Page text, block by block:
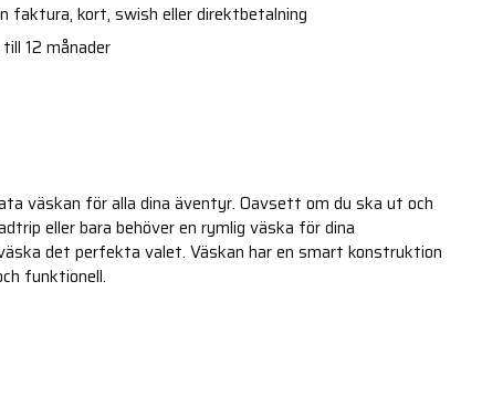
faktura, kort, swish eller direktbetalning
12 månader
väskan för alla dina äventyr. Oavsett om du ska ut och
eller bara behöver en rymlig väska för dina
det perfekta valet. Väskan har en smart konstruktion
funktionell.